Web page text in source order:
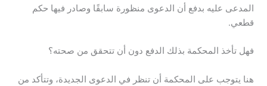
المدعى عليه بدفع أن الدعوى منظورة سابقًا وصادر فيها حكم
قطعي.
فهل تأخذ المحكمة بذلك الدفع دون أن تتحقق من صحته؟
هنا يتوجب على المحكمة أن تنظر في الدعوى الجديدة، وتتأكد من